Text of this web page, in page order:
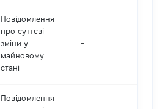
Повідомлення
про суттєві
зміни y
майновому
стані
-
Повідомлення